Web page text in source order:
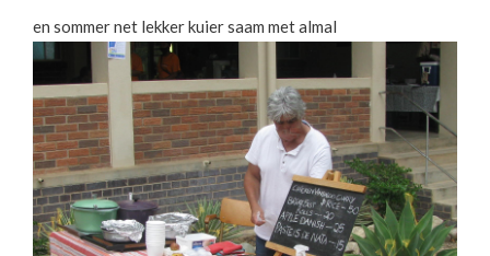
en sommer net lekker kuier saam met almal